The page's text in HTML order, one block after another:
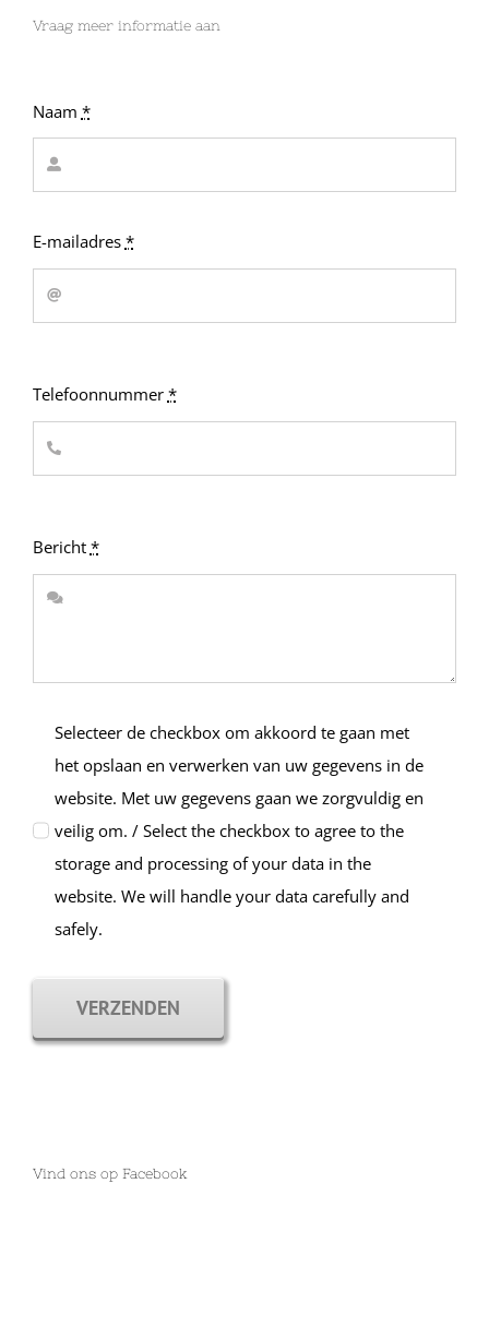
Vraag meer informatie aan
Naam *
E-mailadres *
Telefoonnummer *
Bericht *
Selecteer de checkbox om akkoord te gaan met
het opslaan en verwerken van uw gegevens in de
website. Met uw gegevens gaan we zorgvuldig en
veilig om. / Select the checkbox to agree to the
storage and processing of your data in the
website. We will handle your data carefully and
safely.
VERZENDEN
Vind ons op Facebook